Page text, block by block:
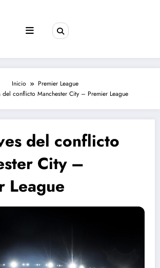
Inicio
Premier League
del conflicto Manchester City – Premier League
del conflicto
City –
League